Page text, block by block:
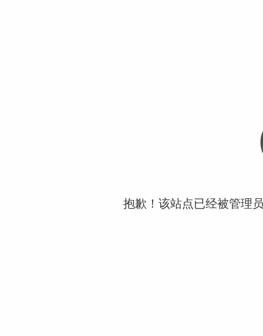
抱歉！该站点已经被管理